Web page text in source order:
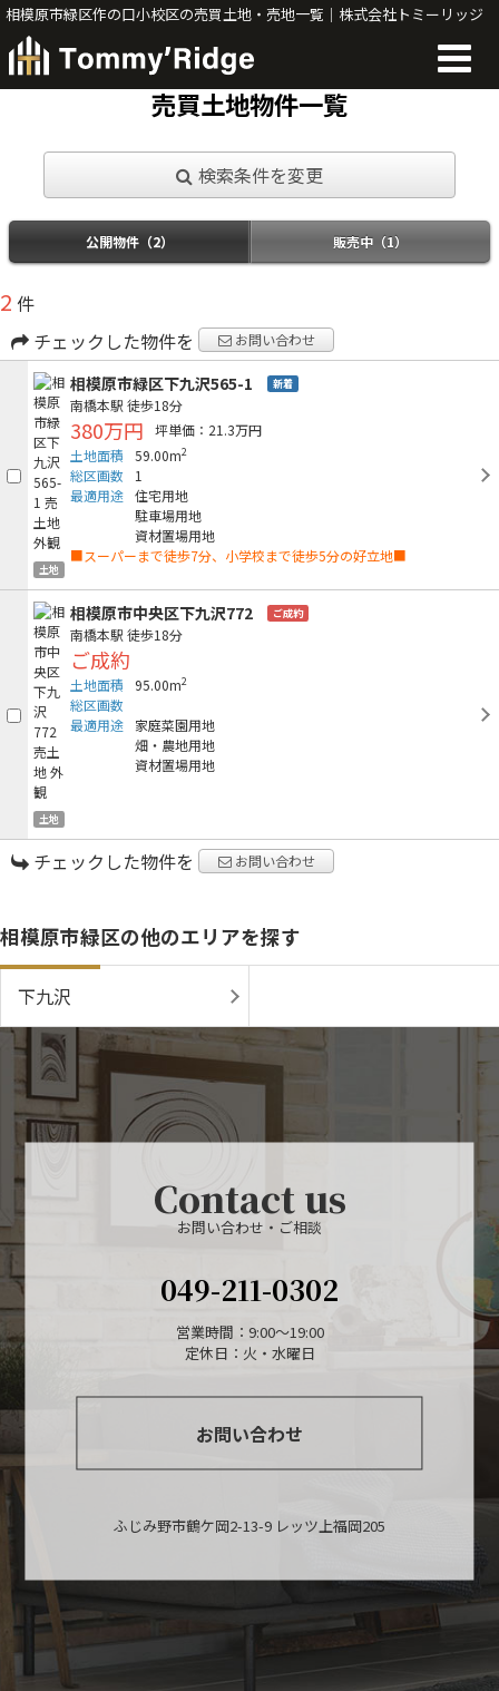
相模原市緑区作の口小校区の売買土地・売地一覧｜株式会社トミーリッジ
売買土地物件一覧
検索条件を変更
公開物件（2） 販売中（1）
2 件
チェックした物件を
お問い合わせ
土地
相模原市緑区下九沢565-1 新着
南橋本駅 徒歩18分
380万円
坪単価：21.3万円
土地面積
59.00m2
総区画数
1
最適用途 住宅用地
駐車場用地
資材置場用地
■スーパーまで徒歩7分、小学校まで徒歩5分の好立地■
土地
相模原市中央区下九沢772 ご成約
南橋本駅 徒歩18分
ご成約
土地面積 95.00m2
総区画数
最適用途
家庭菜園用地
畑・農地用地
資材置場用地
チェックした物件を お問い合わせ
相模原市緑区の他のエリアを探す
下九沢
Contact us
お問い合わせ・ご相談
049-211-0302
営業時間：9:00〜19:00
定休日：火・水曜日
お問い合わせ
ふじみ野市鶴ケ岡2-13-9 レッツ上福岡205